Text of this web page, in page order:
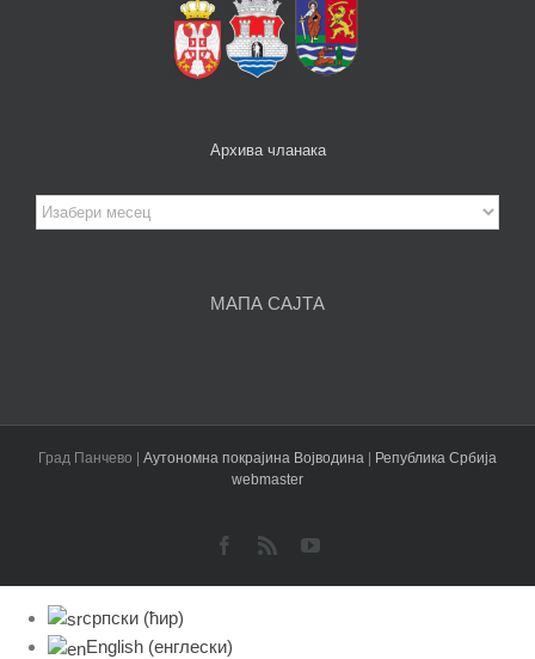
Архива чланака
Архива
чланака
МАПА САЈТА
Град Панчево | Аутономна покрајина Војводина | Република Србија
webmaster
Facebook
Rss YouTube
српски (ћир)
English (енглески)